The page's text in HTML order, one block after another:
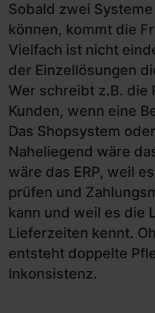
Sobald zwei
können, kommt die
Vielfach ist nicht
der Einzellösungen
Wer schreibt z.B. die
Kunden, wenn eine
Das Shopsystem
Naheliegend wäre
wäre das ERP, weil
prüfen und
kann und weil es die
Lieferzeiten kennt.
entsteht doppelte
Inkonsistenz.